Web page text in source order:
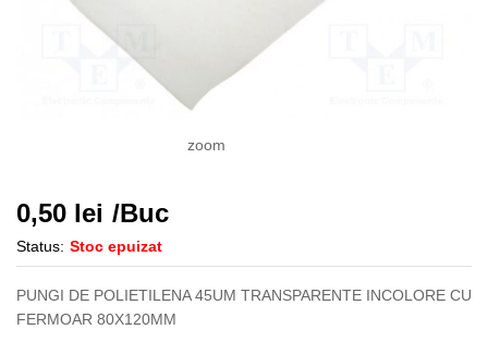
zoom
0,50 lei /Buc
Status: Stoc epuizat
PUNGI DE POLIETILENA 45UM TRANSPARENTE INCOLORE CU
FERMOAR 80X120MM